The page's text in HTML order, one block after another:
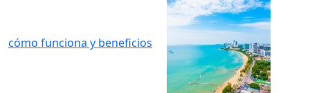
cómo funciona y beneficios